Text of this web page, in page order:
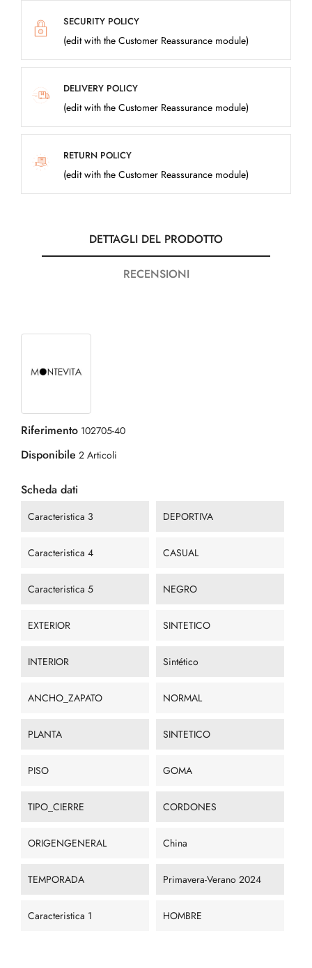
SECURITY POLICY
(edit with the Customer Reassurance module)
DELIVERY POLICY
(edit with the Customer Reassurance module)
RETURN POLICY
(edit with the Customer Reassurance module)
DETTAGLI DEL PRODOTTO
RECENSIONI
Riferimento 102705-40
Disponibile 2 Articoli
Scheda dati
Caracteristica 3 DEPORTIVA
Caracteristica 4 CASUAL
Caracteristica 5 NEGRO
EXTERIOR SINTETICO
INTERIOR Sintético
ANCHO_ZAPATO NORMAL
PLANTA SINTETICO
PISO GOMA
TIPO_CIERRE CORDONES
ORIGENGENERAL China
TEMPORADA Primavera-Verano 2024
Caracteristica 1 HOMBRE